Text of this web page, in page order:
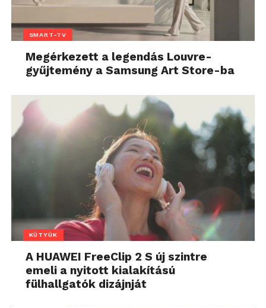
SMART-TV
Megérkezett a legendás Louvre-
gyűjtemény a Samsung Art Store-ba
KÜTYÜK
A HUAWEI FreeClip 2 S új szintre
emeli a nyitott kialakítású
fülhallgatók dizájnját